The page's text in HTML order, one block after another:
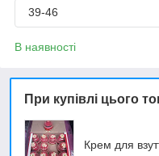
39-46
В наявності
При купівлі цього
Крем для